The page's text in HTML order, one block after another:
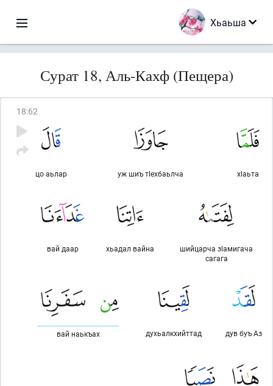
Хьаьша
Сурат 18, Аль-Кахф (Пещера)
18:62
хlаьта
уж шиъ тlехбаьлча
цо аьлар
шийцарча зlамигача
сагага
хьадал вайна
вай даар
дув буъ Аз
духьалкхийттад
вай наькъах